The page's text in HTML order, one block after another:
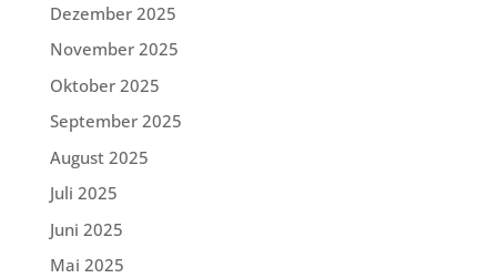
Dezember 2025
November 2025
Oktober 2025
September 2025
August 2025
Juli 2025
Juni 2025
Mai 2025